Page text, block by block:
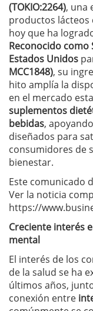
(TOKIO:2264), una
productos lácteos
hoy que ha
Reconocido
Estados Unidos
MCC1848), su
hito amplía la
en el mercado
suplementos
bebidas,
diseñados para
consumidores de
bienestar.
Este comunicado
Ver la noticia
https://
Creciente interés
mental
El interés de los
de la salud se ha
últimos años,
conexión entre